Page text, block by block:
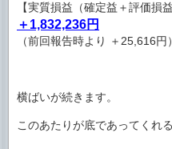
【実質損益（確定益＋評価損
＋1,832,236円
（前回報告時より ＋25,616円）
横ばいが続きます。
このあたりが底であってくれ